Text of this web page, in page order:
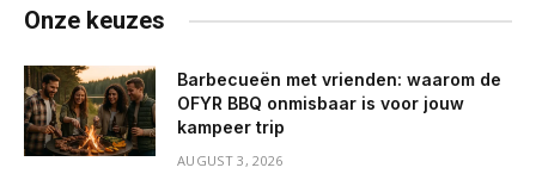
Onze keuzes
Barbecueën met vrienden: waarom de
OFYR BBQ onmisbaar is voor jouw
kampeer trip
AUGUST 3, 2026